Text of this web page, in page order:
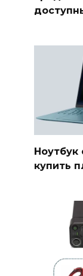
Ноутбук
купить